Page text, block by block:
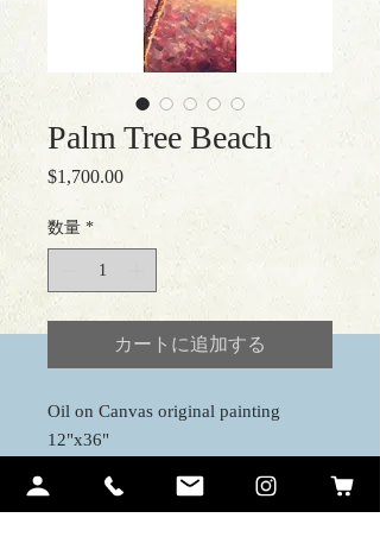
Palm Tree Beach
$1,700.00価
数量 *
カートに追加する
Oil on Canvas original painting
12"x36"